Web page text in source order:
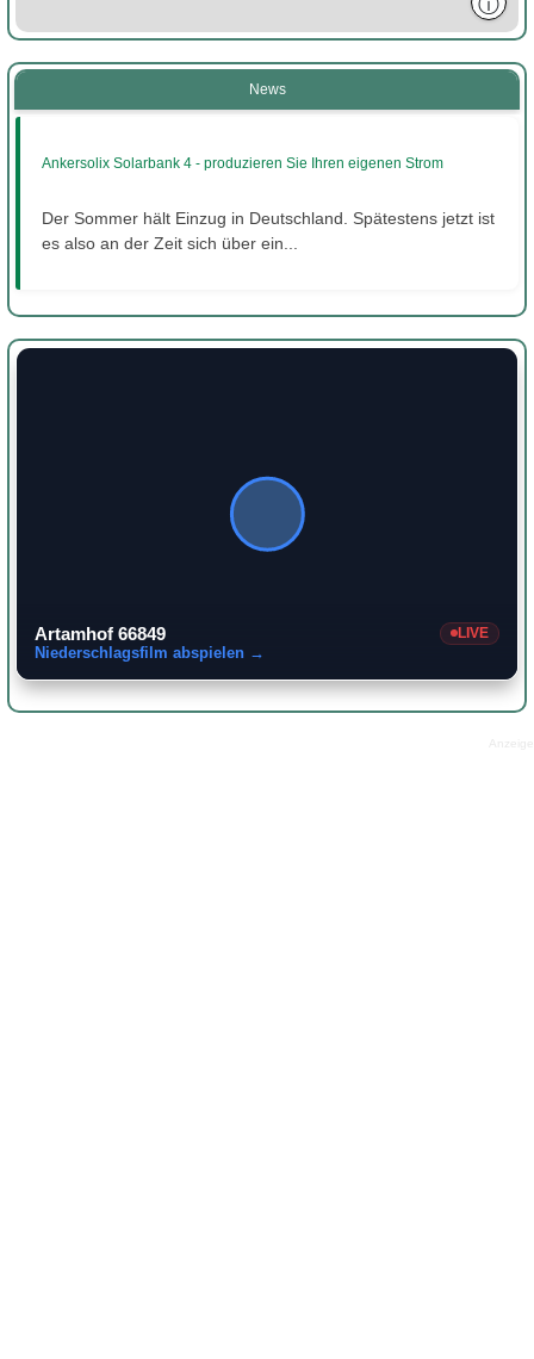
News
Ankersolix Solarbank 4 - produzieren Sie Ihren eigenen Strom
Der Sommer hält Einzug in Deutschland. Spätestens jetzt ist
es also an der Zeit sich über ein...
Artamhof 66849 LIVE
Niederschlagsfilm abspielen →